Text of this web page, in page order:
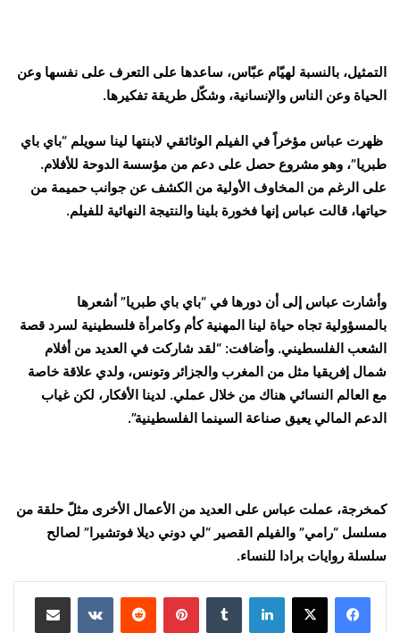
التمثيل، بالنسبة لهيّام عبّاس، ساعدها على التعرف على نفسها وعن
الحياة وعن الناس والإنسانية، وشكّل طريقة تفكيرها.
ظهرت عباس مؤخراً في الفيلم الوثائقي لابنتها لينا سويلم “باي باي
طبريا”، وهو مشروع حصل على دعم من مؤسسة الدوحة للأفلام.
على الرغم من المخاوف الأولية من الكشف عن جوانب حميمة من
حياتها، قالت عباس إنها فخورة بلينا والنتيجة النهائية للفيلم.
وأشارت عباس إلى أن دورها في “باي باي طبريا” أشعرها
بالمسؤولية تجاه حياة لينا المهنية كأم وكامرأة فلسطينية لسرد قصة
الشعب الفلسطيني. وأضافت: “لقد شاركت في العديد من أفلام
شمال إفريقيا مثل من المغرب والجزائر وتونس، ولدي علاقة خاصة
مع العالم النسائي هناك من خلال عملي. لدينا الأفكار، لكن غياب
الدعم المالي يعيق صناعة السينما الفلسطينية”.
كمخرجة، عملت عباس على العديد من الأعمال الأخرى مثلً حلقة من
مسلسل “رامي” والفيلم القصير “لي دوني ديلا فوتشيرا” لصالح
سلسلة روايات برادا للنساء.
لينكدإن بينتيريست مشاركة عبر البريد